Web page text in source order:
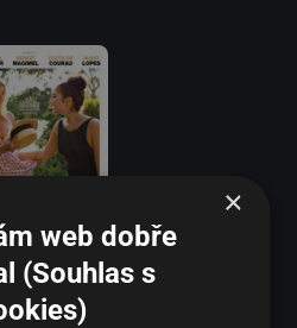
Ve filmu Pacifiction,
sluncem si Benoît Magimel
boku Sergiho Lópeze v roli
klubu.
dívka
×
web dobře
(Souhlas s